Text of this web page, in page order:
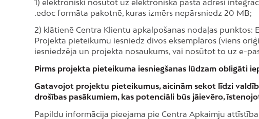
.edoc formāta pakotnē, kuras izmērs nepārsniedz 20 MB;
2) klātienē Centra Klientu apkalpošanas nodaļas punktos:
Projekta pieteikumu iesniedz divos eksemplāros (viens
iesniedzēja un projekta nosaukums, vai nosūtot to uz e-
Pirms projekta pieteikuma iesniegšanas lūdzam obligāti
Gatavojot projektu pieteikumus, aicinām sekot līdzi
drošības pasākumiem, kas potenciāli būs jāievēro,
Papildu informācija pieejama pie Centra Apkaimju